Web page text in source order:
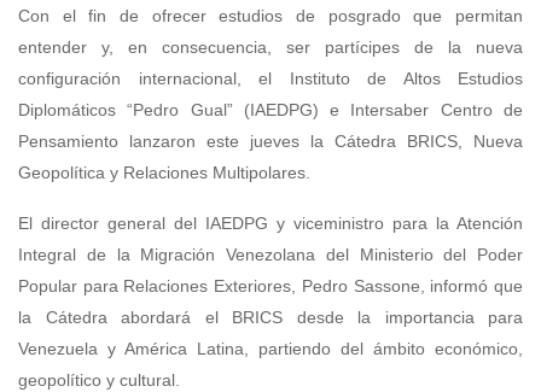
Con el fin de ofrecer estudios de posgrado que permitan
entender y, en consecuencia, ser partícipes de la nueva
configuración internacional, el Instituto de Altos Estudios
Diplomáticos “Pedro Gual” (IAEDPG) e Intersaber Centro de
Pensamiento lanzaron este jueves la Cátedra BRICS, Nueva
Geopolítica y Relaciones Multipolares.
El director general del IAEDPG y viceministro para la Atención
Integral de la Migración Venezolana del Ministerio del Poder
Popular para Relaciones Exteriores, Pedro Sassone, informó que
la Cátedra abordará el BRICS desde la importancia para
Venezuela y América Latina, partiendo del ámbito económico,
geopolítico y cultural.